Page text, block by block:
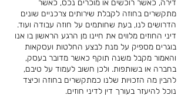
דירה, כאשר רוכשים או מוכרים נכס, כאשר
מתקשרים בחוזה לקבלת שירותים צרכניים שונים
הדרושים לנו, בעת שחותמים על חוזה עבודה ועוד.
דיני החוזים מלווים את חיינו מן הרגע הראשון בו אנו
בוגרים מספיק על מנת לבצע החלטות ועסקאות
והאמור מקבל משנה תוקף כאשר מדובר בעסק,
בחברה או בשותפות. ולכן חשוב לעמוד על טיבם,
להבין מה הזכויות שלנו כמתקשרים בחוזה וכיצד
נוכל להיעזר בעורך דין לדיני חוזים.